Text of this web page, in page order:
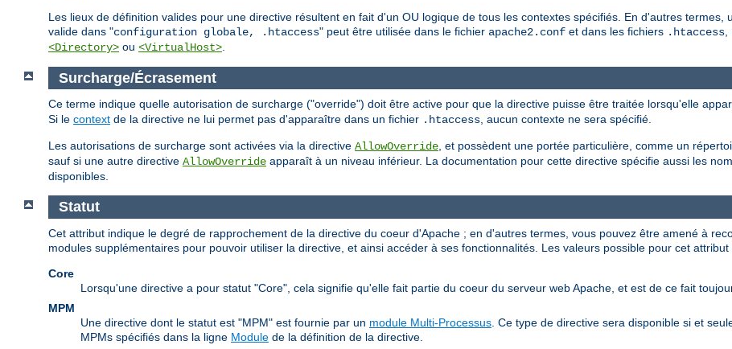
Les lieux de définition valides pour une directive résultent en fait d'un OU logique de tous les contextes spécifiés. En d'autres termes,
valide dans "configuration globale, .htaccess" peut être utilisée dans le fichier apache2.conf et dans les fichiers .htaccess
<Directory> ou <VirtualHost>
Surcharge/Écrasement
Ce terme indique quelle autorisation de surcharge ("override") doit être active pour que la directive puisse être traitée lorsqu'elle
Si le context de la directive ne lui permet pas d'apparaître dans un fichier .htaccess, aucun contexte ne sera spécifié.
Les autorisations de surcharge sont activées via la directive AllowOverride, et possèdent une portée particulière, comme un
sauf si une autre directive AllowOverride apparaît à un niveau inférieur. La documentation pour cette directive spécifie aussi les
disponibles.
Statut
Cet attribut indique le degré de rapprochement de la directive du coeur d'Apache ; en d'autres termes, vous pouvez être amené à
modules supplémentaires pour pouvoir utiliser la directive, et ainsi accéder à ses fonctionnalités. Les valeurs possible pour cet attribut
Core
Lorsqu'une directive a pour statut "Core", cela signifie qu'elle fait partie du coeur du serveur web Apache, et est de ce fait
MPM
Une directive dont le statut est "MPM" est fournie par un module Multi-Processus . Ce type de directive sera disponible si et
MPMs spécifiés dans la ligne Module de la définition de la directive.